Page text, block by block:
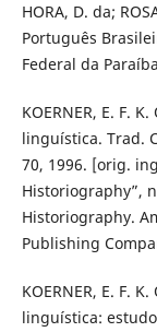
HORA, D. da;
Português
Federal da
KOERNER, E. F.
linguística. Trad.
70, 1996. [orig.
Historiography”,
Historiography.
Publishing
KOERNER, E. F.
linguística: